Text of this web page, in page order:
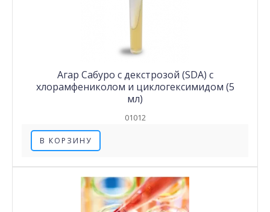
Агар Сабуро с декстрозой (SDA) c
хлорамфениколом и циклогексимидом (5
мл)
01012
В КОРЗИНУ